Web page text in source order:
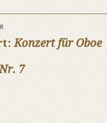
Konzert für Oboe
7